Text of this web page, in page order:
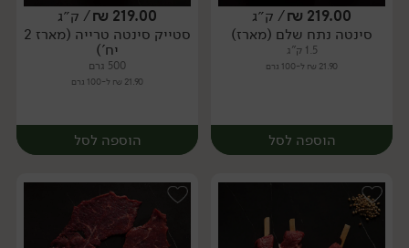
מארז מארז
219.00
₪/ ק״ג
סינטה נתח שלם (מארז)
1.5 ק"ג
21.90 ₪ ל-100 גרם
הוספה לסל
219.00
₪/ ק״ג
סטייק סינטה טרייה (מארז 2
יח')
500 גרם
21.90 ₪ ל-100 גרם
הוספה לסל